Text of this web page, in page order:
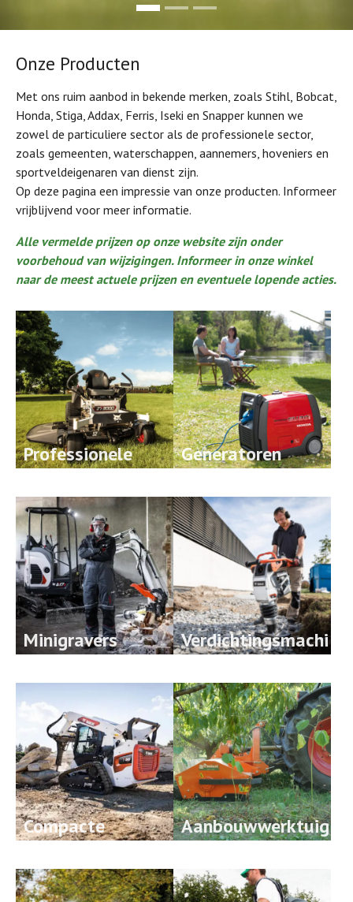
Onze Producten
Met ons ruim aanbod in bekende merken, zoals Stihl, Bobcat,
Honda, Stiga, Addax, Ferris, Iseki en Snapper kunnen we
zowel de particuliere sector als de professionele sector,
zoals gemeenten, waterschappen, aannemers, hoveniers en
sportveldeigenaren van dienst zijn.
Op deze pagina een impressie van onze producten. Informeer
vrijblijvend voor meer informatie.
Alle vermelde prijzen op onze website zijn onder
voorbehoud van wijzigingen. Informeer in onze winkel
naar de meest actuele prijzen en eventuele lopende acties.
Professionele
Generatoren
Minigravers
Verdichtingsmachi
Compacte
Aanbouwwerktuig